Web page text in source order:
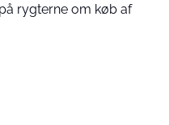
rygterne om køb af